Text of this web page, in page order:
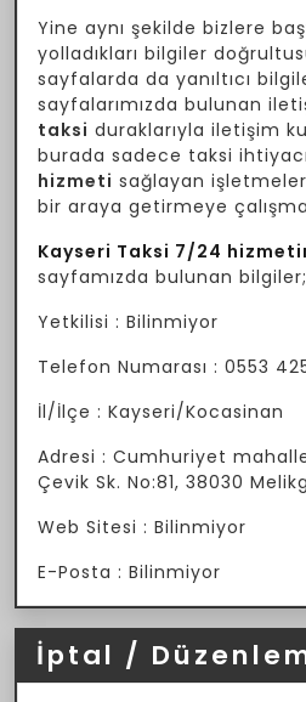
Yine aynı şekilde bizlere
yolladıkları bilgiler
sayfalarda da yanıltıcı
sayfalarımızda bulunan
taksi duraklarıyla iletişim
burada sadece taksi
hizmeti sağlayan
bir araya getirmeye
Kayseri Taksi 7/24
sayfamızda bulunan bilgiler;
Yetkilisi : Bilinmiyor
Telefon Numarası : 0553
İl/İlçe : Kayseri/Kocasinan
Adresi : Cumhuriyet
Çevik Sk. No:81, 38030
Web Sitesi : Bilinmiyor
E-Posta : Bilinmiyor
İptal /